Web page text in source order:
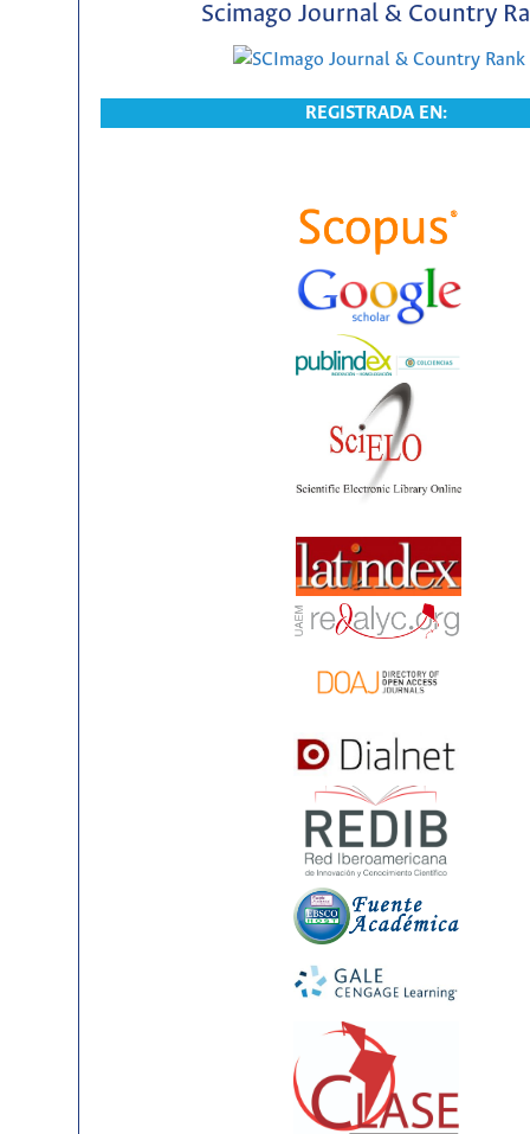
Scimago Journal & Country
REGISTRADA EN: